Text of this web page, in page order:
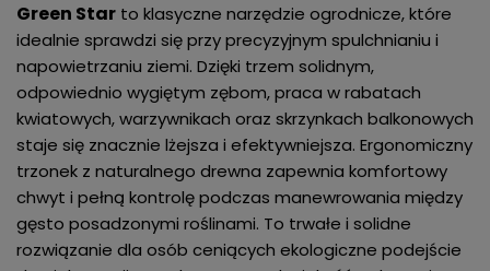
Green Star to klasyczne narzędzie ogrodnicze, które
idealnie sprawdzi się przy precyzyjnym spulchnianiu i
napowietrzaniu ziemi. Dzięki trzem solidnym,
odpowiednio wygiętym zębom, praca w rabatach
kwiatowych, warzywnikach oraz skrzynkach balkonowych
staje się znacznie lżejsza i efektywniejsza. Ergonomiczny
trzonek z naturalnego drewna zapewnia komfortowy
chwyt i pełną kontrolę podczas manewrowania między
gęsto posadzonymi roślinami. To trwałe i solidne
rozwiązanie dla osób ceniących ekologiczne podejście